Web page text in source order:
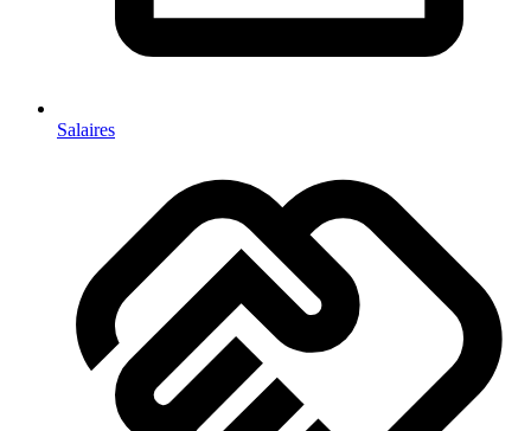
Salaires